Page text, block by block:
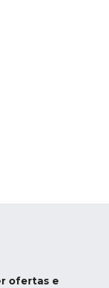
ofertas e